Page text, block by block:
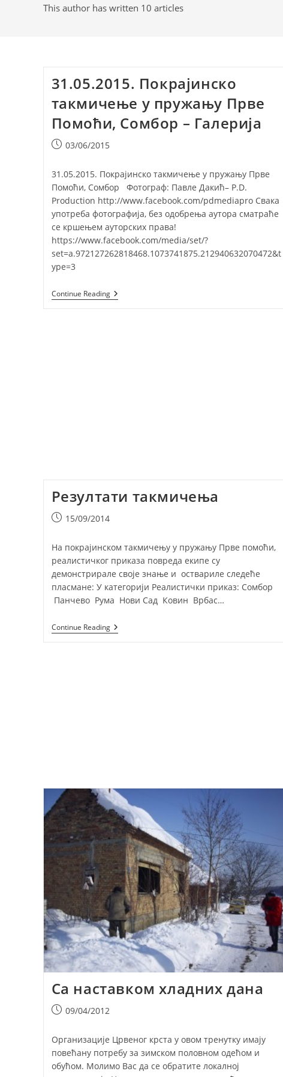
This author has written 10 articles
31.05.2015. Покрајинско
такмичење у пружању Прве
Помоћи, Сомбор – Галерија
Post03/06/2015
31.05.2015. Покрајинско такмичење у пружању Прве
Помоћи, Сомбор Фотограф: Павле Дакић– P.D.
Production http://www.facebook.com/pdmediapro Свака
употреба фотографија, без одобрења аутора сматраће
се кршењем ауторских права!
https://www.facebook.com/media/set/?
set=a.972127262818468.1073741875.212940632070472&t
ype=3
Continue Reading31.05.2015.
Покрајинско
Резултати такмичења
Post15/09/2014
На покрајинском такмичењу у пружању Прве помоћи,
реалистичког приказа повреда екипе су
демонстрирале своје знање и оствариле следеће
пласмане: У категорији Реалистички приказ: Сомбор
Панчево Рума Нови Сад Ковин Врбас…
Continue ReadingРезултати
Такмичења
Са наставком хладних дана
Post09/04/2012
Организације Црвеног крста у овом тренутку имају
повећану потребу за зимском половном одећом и
обућом. Молимо Вас да се обратите локалној